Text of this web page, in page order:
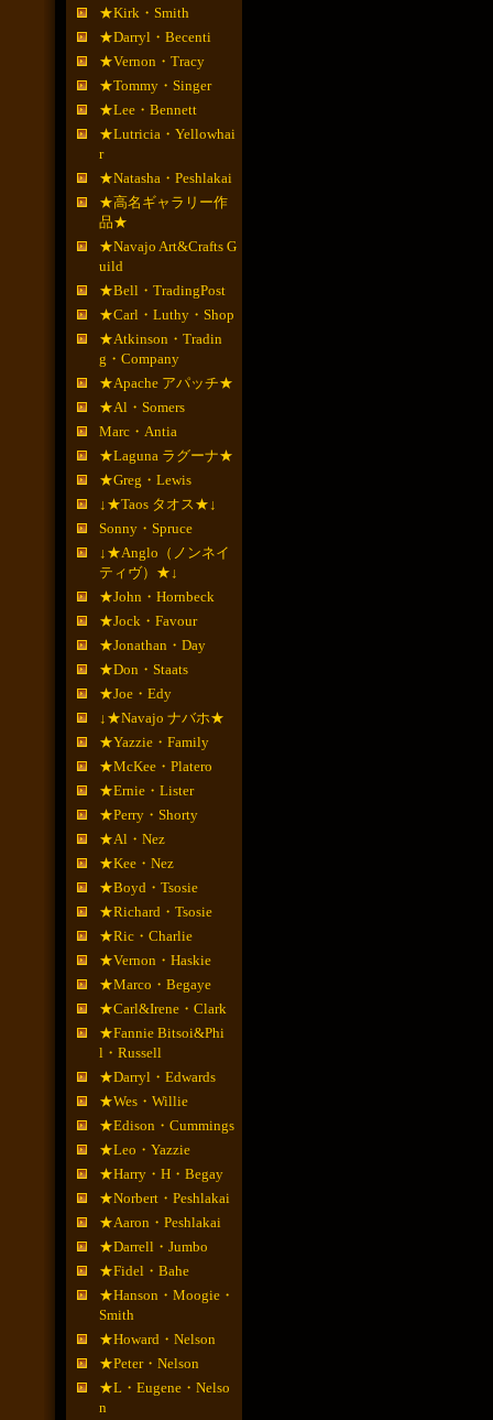
★Kirk・Smith
★Darryl・Becenti
★Vernon・Tracy
★Tommy・Singer
★Lee・Bennett
★Lutricia・Yellowhai
r
★Natasha・Peshlakai
★高名ギャラリー作
品★
★Navajo Art&Crafts G
uild
★Bell・TradingPost
★Carl・Luthy・Shop
★Atkinson・Tradin
g・Company
★Apache アパッチ★
★Al・Somers
Marc・Antia
★Laguna ラグーナ★
★Greg・Lewis
↓★Taos タオス★↓
Sonny・Spruce
↓★Anglo（ノンネイ
ティヴ）★↓
★John・Hornbeck
★Jock・Favour
★Jonathan・Day
★Don・Staats
★Joe・Edy
↓★Navajo ナバホ★
★Yazzie・Family
★McKee・Platero
★Ernie・Lister
★Perry・Shorty
★Al・Nez
★Kee・Nez
★Boyd・Tsosie
★Richard・Tsosie
★Ric・Charlie
★Vernon・Haskie
★Marco・Begaye
★Carl&Irene・Clark
★Fannie Bitsoi&Phi
l・Russell
★Darryl・Edwards
★Wes・Willie
★Edison・Cummings
★Leo・Yazzie
★Harry・H・Begay
★Norbert・Peshlakai
★Aaron・Peshlakai
★Darrell・Jumbo
★Fidel・Bahe
★Hanson・Moogie・
Smith
★Howard・Nelson
★Peter・Nelson
★L・Eugene・Nelso
n